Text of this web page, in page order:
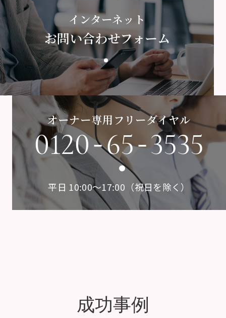
インターネット
お問い合わせフォーム
オーナー専用フリーダイヤル
0120-65-3535
平日 10:00〜17:00（祝日を除く）
成功事例